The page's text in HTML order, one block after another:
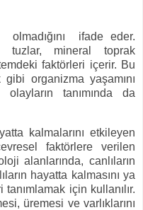
ifade eder.
tuzlar, mineral toprak
faktörleri içerir. Bu
organizma yaşamını
tanımında da
kalmalarını etkileyen
faktörlere verilen
alanlarında, canlıların
hayatta kalmasını ya
için kullanılır.
üremesi ve varlıklarını